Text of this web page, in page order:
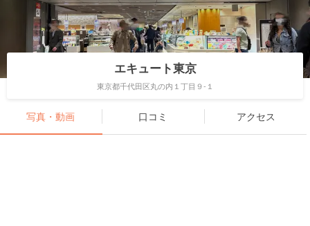
エキュート東京
東京都千代田区丸の内１丁目９-１
写真・動画 口コミ アクセス